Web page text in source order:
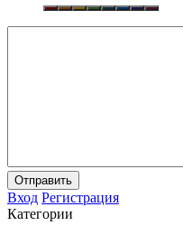
Отправить
Вход Регистрация
Категории